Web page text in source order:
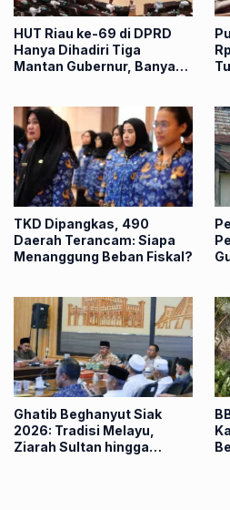
HUT Riau ke-69 di DPRD
Hanya Dihadiri Tiga
Mantan Gubernur, Banyak
TKD Dipangkas, 490
Daerah Terancam: Siapa
Menanggung Beban Fiskal?
Ghatib Beghanyut Siak
2026: Tradisi Melayu,
Ziarah Sultan hingga